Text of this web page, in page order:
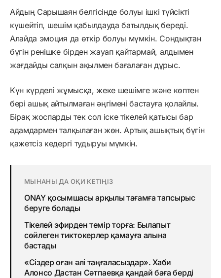
Айдың Сарышаян белгісінде болуы ішкі түйсікті
күшейтіп, шешім қабылдауда батылдық береді.
Алайда эмоция да өткір болуы мүмкін. Сондықтан
бүгін ренішке бірден жауап қайтармай, алдымен
жағдайды салқын ақылмен бағалаған дұрыс.
Күн күрделі жұмысқа, жеке шешімге және көптен
бері ашық айтылмаған әңгімені бастауға қолайлы.
Бірақ жоспарды тек сол іске тікелей қатысы бар
адамдармен талқылаған жөн. Артық ашықтық бүгін
қажетсіз кедергі тудыруы мүмкін.
МЫНАНЫ ДА ОҚИ КЕТІҢІЗ
ONAY қосымшасы арқылы тағамға тапсырыс
беруге болады
Тікелей эфирден темір торға: Былапыт
сөйлеген тиктокерлер қамауға алына
бастады
«Сіздер оған әлі таңғаласыздар». Хаби
Алонсо Дастан Сәтпаевқа қандай баға берді